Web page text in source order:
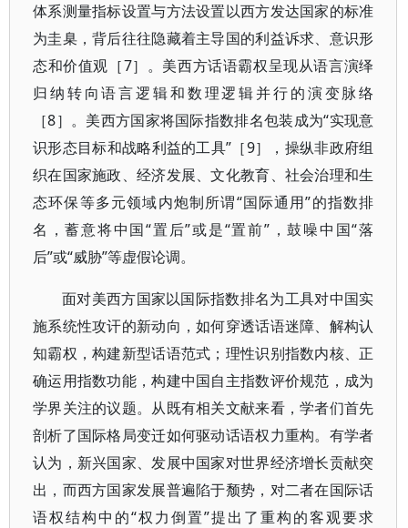
体系测量指标设置与方法设置以西方发达国家的标准
为圭臬，背后往往隐藏着主导国的利益诉求、意识形
态和价值观［7］。美西方话语霸权呈现从语言演绎
归纳转向语言逻辑和数理逻辑并行的演变脉络
［8］。美西方国家将国际指数排名包装成为“实现意
识形态目标和战略利益的工具”［9］，操纵非政府组
织在国家施政、经济发展、文化教育、社会治理和生
态环保等多元领域内炮制所谓“国际通用”的指数排
名，蓄意将中国“置后”或是“置前”，鼓噪中国“落
后”或“威胁”等虚假论调。
面对美西方国家以国际指数排名为工具对中国实
施系统性攻讦的新动向，如何穿透话语迷障、解构认
知霸权，构建新型话语范式；理性识别指数内核、正
确运用指数功能，构建中国自主指数评价规范，成为
学界关注的议题。从既有相关文献来看，学者们首先
剖析了国际格局变迁如何驱动话语权力重构。有学者
认为，新兴国家、发展中国家对世界经济增长贡献突
出，而西方国家发展普遍陷于颓势，对二者在国际话
语权结构中的“权力倒置”提出了重构的客观要求